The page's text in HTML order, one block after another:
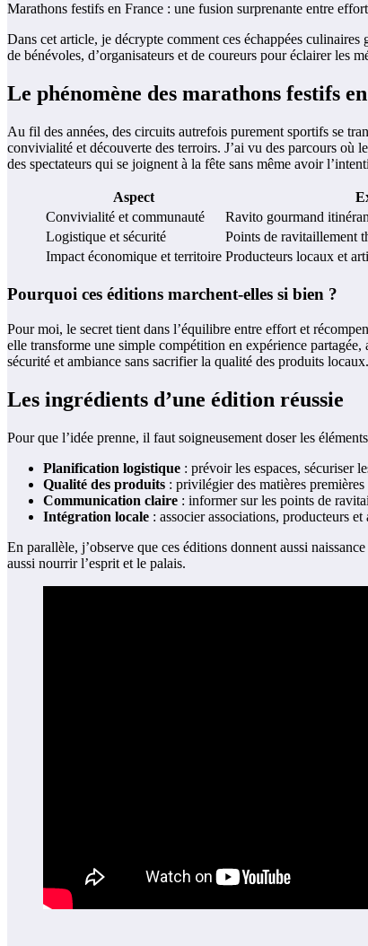
Marathons festifs en France : une fusion surprenante entre
Dans cet article, je décrypte comment ces échappées
de bénévoles, d’organisateurs et de coureurs pour éclairer les
Le phénomène des marathons festifs
Au fil des années, des circuits autrefois purement sportifs se
convivialité et découverte des terroirs. J’ai vu des parcours où
des spectateurs qui se joignent à la fête sans même avoir
Aspect
Convivialité et communauté
Ravito gourmand
Logistique et sécurité
Points de ravitaillement
Impact économique et territoire Producteurs locaux et
Pourquoi ces éditions marchent-elles si bien ?
Pour moi, le secret tient dans l’équilibre entre effort et
elle transforme une simple compétition en expérience
sécurité et ambiance sans sacrifier la qualité des produits locaux.
Les ingrédients d’une édition réussie
Pour que l’idée prenne, il faut soigneusement doser les
Planification logistique : prévoir les espaces, sécuriser
Qualité des produits : privilégier des matières
Communication claire : informer sur les points de
Intégration locale : associer associations, producteurs
En parallèle, j’observe que ces éditions donnent aussi
aussi nourrir l’esprit et le palais.